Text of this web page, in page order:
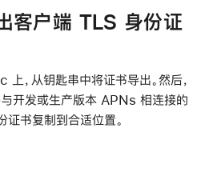
客户端 TLS 身份证
，从钥匙串中将证书导出。然后，
开发或生产版本 APNs 相连接的
证书复制到合适位置。